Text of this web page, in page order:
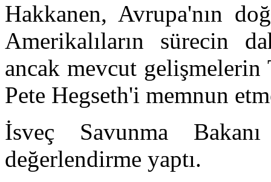
Hakkanen, Avrupa'nın
Amerikalıların sürecin
ancak mevcut
Pete Hegseth'i memnun
İsveç Savunma
değerlendirme yaptı.